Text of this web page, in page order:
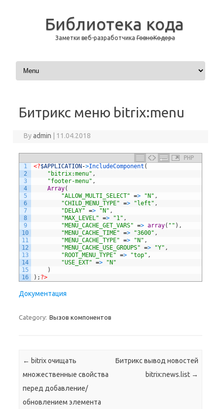
Библиотека кода
Заметки веб-разработчикаГовноКодера
Skip to content
Битрикс меню bitrix:menu
Byadmin 11.04.2018
PHP
1
2
3
4
5
6
7
8
9
10
11
12
13
14
15
16
<?$APPLICATION ->IncludeComponent (
"bitrix:menu" ,
"footer-menu" ,
Array(
"ALLOW_MULTI_SELECT" => "N" ,
"CHILD_MENU_TYPE" => "left" ,
"DELAY" => "N" ,
"MAX_LEVEL" => "1" ,
"MENU_CACHE_GET_VARS" => array( "" ) ,
"MENU_CACHE_TIME" => "3600" ,
"MENU_CACHE_TYPE" => "N" ,
"MENU_CACHE_USE_GROUPS" => "Y" ,
"ROOT_MENU_TYPE" => "top" ,
"USE_EXT" =>
"N"
)
) ; ?>
Документация
Category: Вызов компонентов
Post navigation
← bitrix очищать
множественные свойства
перед добавление/
обновлением элемента
Битрикс вывод новостей
bitrix:news.list →